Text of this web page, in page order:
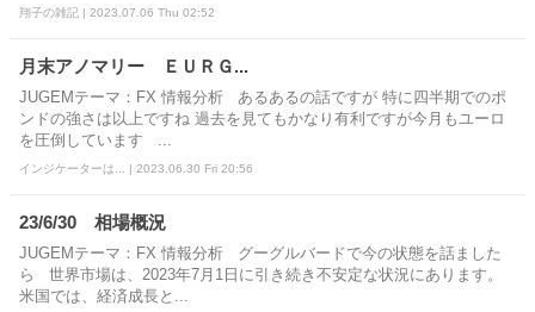
翔子の雑記 | 2023.07.06 Thu 02:52
月末アノマリー ＥＵＲＧ...
JUGEMテーマ：FX 情報分析 あるあるの話ですが 特に四半期でのポ
ンドの強さは以上ですね 過去を見てもかなり有利ですが今月もユーロ
を圧倒しています ...
インジケーターは... | 2023.06.30 Fri 20:56
23/6/30 相場概況
JUGEMテーマ：FX 情報分析 グーグルバードで今の状態を話ました
ら 世界市場は、2023年7月1日に引き続き不安定な状況にあります。
米国では、経済成長と...